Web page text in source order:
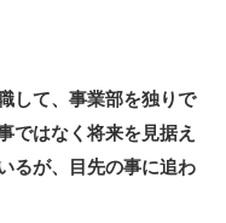
して、事業部を独りで
ではなく将来を見据え
るが、目先の事に追わ